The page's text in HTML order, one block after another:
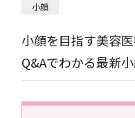
小顔
小顔を目指す美容
Q&Aでわかる最新